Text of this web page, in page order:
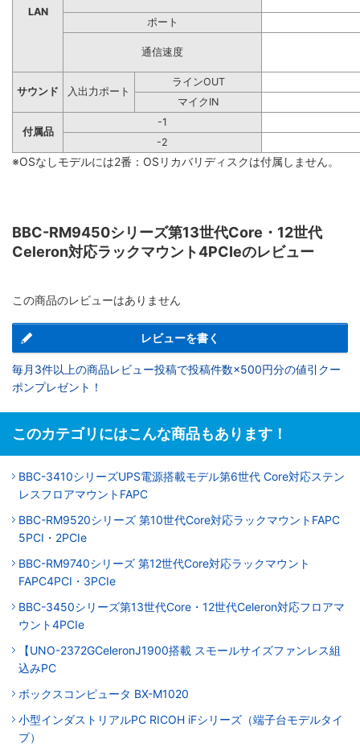
LAN
ポート
通信速度
サウンド 入出力ポート
ラインOUT
マイクIN
付属品
-1
-2
※OSなしモデルには2番：OSリカバリディスクは付属しません。
BBC-RM9450シリーズ第13世代Core・12世代
Celeron対応ラックマウント4PCIeのレビュー
この商品のレビューはありません
レビューを書く
毎月3件以上の商品レビュー投稿で投稿件数×500円分の値引クー
ポンプレゼント！
このカテゴリにはこんな商品もあります！
BBC-3410シリーズUPS電源搭載モデル第6世代 Core対応ステン
レスフロアマウントFAPC
BBC-RM9520シリーズ 第10世代Core対応ラックマウントFAPC
5PCI・2PCIe
BBC-RM9740シリーズ 第12世代Core対応ラックマウント
FAPC4PCI・3PCIe
BBC-3450シリーズ第13世代Core・12世代Celeron対応フロアマ
ウント4PCIe
【UNO-2372GCeleronJ1900搭載 スモールサイズファンレス組
込みPC
ボックスコンピュータ BX-M1020
小型インダストリアルPC RICOH iFシリーズ（端子台モデルタイ
プ）